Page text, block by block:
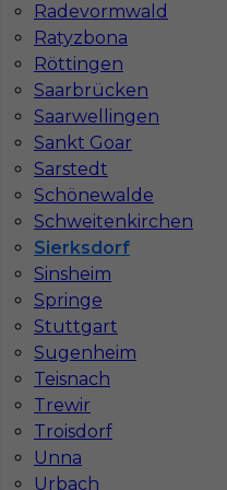
Radevormwald
Ratyzbona
Röttingen
Saarbrücken
Saarwellingen
Sankt Goar
Sarstedt
Schönewalde
Schweitenkirchen
Sierksdorf
Sinsheim
Springe
Stuttgart
Sugenheim
Teisnach
Trewir
Troisdorf
Unna
Urbach
Mapa ofert pracy
Mapa kategorii
Informacje w sprawie pracy
Telefon:793-577-977